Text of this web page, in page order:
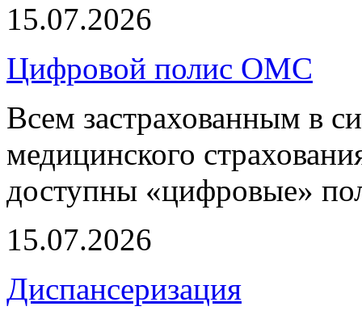
15.07.2026
Цифровой полис ОМС
Всем застрахованным в
медицинского
доступны «цифровые»
15.07.2026
Диспансеризация